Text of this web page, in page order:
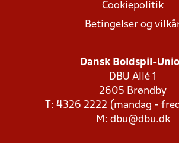
Cookiepolitik
Betingelser og
Dansk Boldspil-
DBU Allé 1
2605 Brøndby
T: 4326 2222 (mandag -
M: dbu@dbu.dk